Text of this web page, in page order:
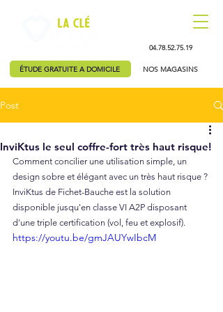
ÉTUDE GRATUITE A DOMICILE
04.78.52.75.19
NOS MAGASINS
Post
InviKtus le seul coffre-fort très haut risque!
Comment concilier une utilisation simple, un
design sobre et élégant avec un très haut risque ?
InviKtus de Fichet-Bauche est la solution
disponible jusqu'en classe VI A2P disposant
d'une triple certification (vol, feu et explosif).
https://youtu.be/gmJAUYwIbcM